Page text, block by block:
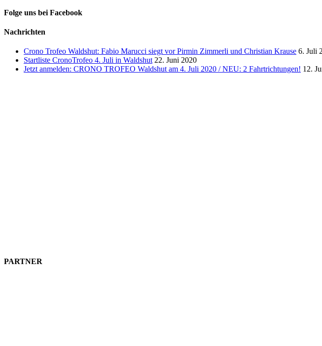
Folge uns bei Facebook
Nachrichten
Crono Trofeo Waldshut: Fabio Marucci siegt vor Pirmin Zimmerli und Christian Krause 6. Juli
Startliste CronoTrofeo 4. Juli in Waldshut 22. Juni 2020
Jetzt anmelden: CRONO TROFEO Waldshut am 4. Juli 2020 / NEU: 2 Fahrtrichtungen! 12.
PARTNER